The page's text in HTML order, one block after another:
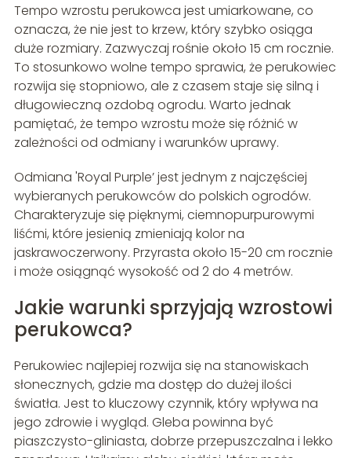
Tempo wzrostu perukowca jest umiarkowane, co
oznacza, że nie jest to krzew, który szybko osiąga
duże rozmiary. Zazwyczaj rośnie około 15 cm rocznie.
To stosunkowo wolne tempo sprawia, że perukowiec
rozwija się stopniowo, ale z czasem staje się silną i
długowieczną ozdobą ogrodu. Warto jednak
pamiętać, że tempo wzrostu może się różnić w
zależności od odmiany i warunków uprawy.
Odmiana 'Royal Purple’ jest jednym z najczęściej
wybieranych perukowców do polskich ogrodów.
Charakteryzuje się pięknymi, ciemnopurpurowymi
liśćmi, które jesienią zmieniają kolor na
jaskrawoczerwony. Przyrasta około 15-20 cm rocznie
i może osiągnąć wysokość od 2 do 4 metrów.
Jakie warunki sprzyjają wzrostowi
perukowca?
Perukowiec najlepiej rozwija się na stanowiskach
słonecznych, gdzie ma dostęp do dużej ilości
światła. Jest to kluczowy czynnik, który wpływa na
jego zdrowie i wygląd. Gleba powinna być
piaszczysto-gliniasta, dobrze przepuszczalna i lekko